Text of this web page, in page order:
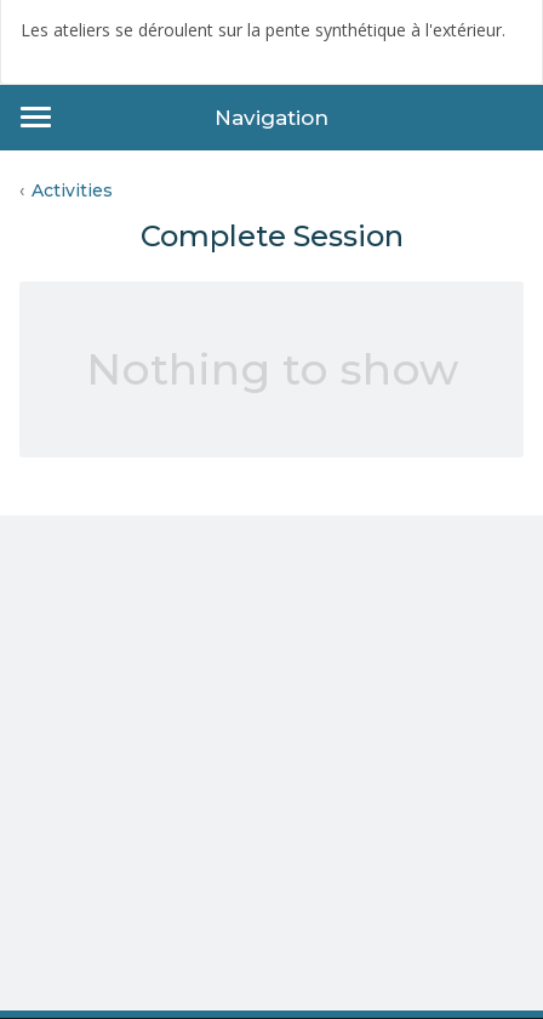
Les ateliers se déroulent sur la pente synthétique à l'extérieur.
Navigation
Activities
Complete Session
Nothing to show